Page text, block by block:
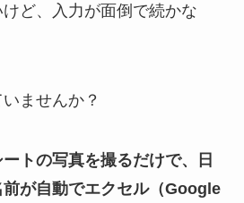
けど、入力が面倒で続かな
ませんか？
トの写真を撮るだけで、日
が自動でエクセル（Google